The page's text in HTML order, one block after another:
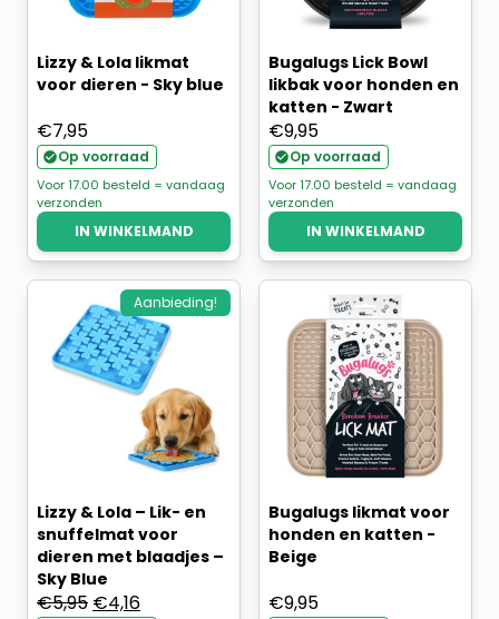
Lizzy & Lola likmat
voor dieren - Sky blue
€7,95
Op voorraad
Voor 17.00 besteld = vandaag
verzonden
IN WINKELMAND
Bugalugs Lick Bowl
likbak voor honden en
katten - Zwart
€9,95
Op voorraad
Voor 17.00 besteld = vandaag
verzonden
IN WINKELMAND
Aanbieding!
Lizzy & Lola – Lik- en
snuffelmat voor
dieren met blaadjes –
Sky Blue
€5,95 Oorspronkelijke
€4,16Huidige
Bugalugs likmat voor
honden en katten -
Beige
€9,95